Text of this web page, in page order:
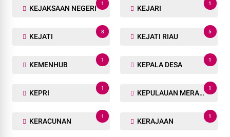
KEJAKSAAN NEGERI
1
KEJARI
1
KEJATI
8
KEJATI RIAU
5
KEMENHUB
1
KEPALA DESA
1
KEPRI
1
KEPULAUAN MERANTI
1
KERACUNAN
1
KERAJAAN
1